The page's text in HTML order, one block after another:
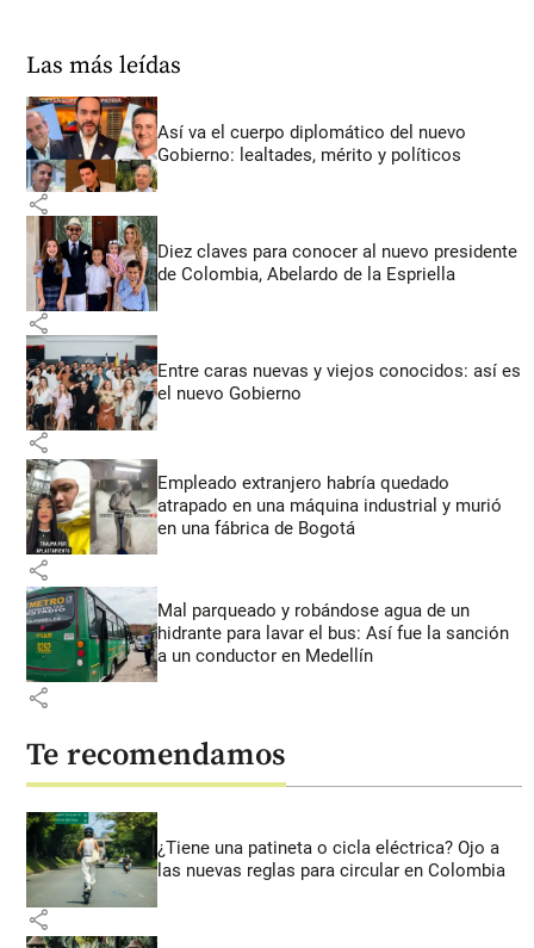
Las más leídas
Así va el cuerpo diplomático del nuevo
Gobierno: lealtades, mérito y políticos
share
Diez claves para conocer al nuevo presidente
de Colombia, Abelardo de la Espriella
share
Entre caras nuevas y viejos conocidos: así es
el nuevo Gobierno
share
Empleado extranjero habría quedado
atrapado en una máquina industrial y murió
en una fábrica de Bogotá
share
Mal parqueado y robándose agua de un
hidrante para lavar el bus: Así fue la sanción
a un conductor en Medellín
share
Te recomendamos
¿Tiene una patineta o cicla eléctrica? Ojo a
las nuevas reglas para circular en Colombia
share